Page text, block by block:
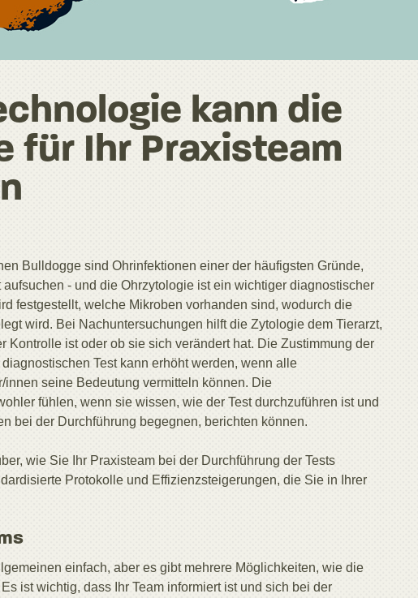
kann die
für Ihr Praxisteam
Bulldogge sind Ohrinfektionen einer der häufigsten Gründe,
- und die Ohrzytologie ist ein wichtiger diagnostischer
festgestellt, welche Mikroben vorhanden sind, wodurch die
wird. Bei Nachuntersuchungen hilft die Zytologie dem Tierarzt,
Kontrolle ist oder ob sie sich verändert hat. Die Zustimmung der
Test kann erhöht werden, wenn alle
seine Bedeutung vermitteln können. Die
fühlen, wenn sie wissen, wie der Test durchzuführen ist und
bei der Durchführung begegnen, berichten können.
wie Sie Ihr Praxisteam bei der Durchführung der Tests
Protokolle und Effizienzsteigerungen, die Sie in Ihrer
einfach, aber es gibt mehrere Möglichkeiten, wie die
ist wichtig, dass Ihr Team informiert ist und sich bei der